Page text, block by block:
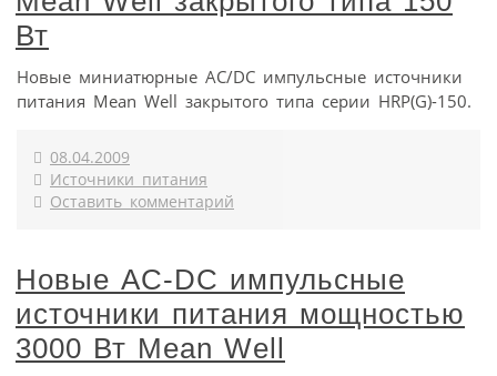
Вт
Новые миниатюрные AC/DC импульсные источники
питания Mean Well закрытого типа серии HRP(G)-150.
08.04.2009
Источники питания
Оставить комментарий
Новые AC-DC импульсные
источники питания мощностью
3000 Вт Mean Well